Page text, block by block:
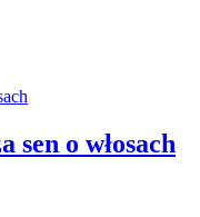
sen o włosach